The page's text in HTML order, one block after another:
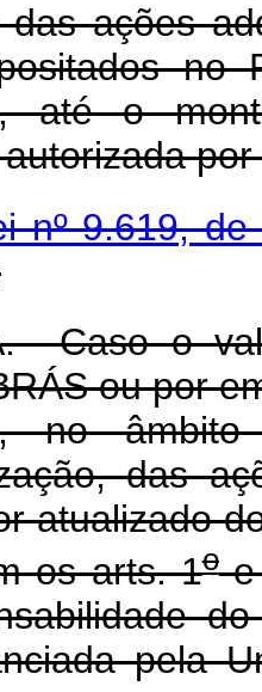
das ações
no
até o
nº 9.619, de
Caso o
ou por
no
das
atualizado
os arts. 1oe
pela